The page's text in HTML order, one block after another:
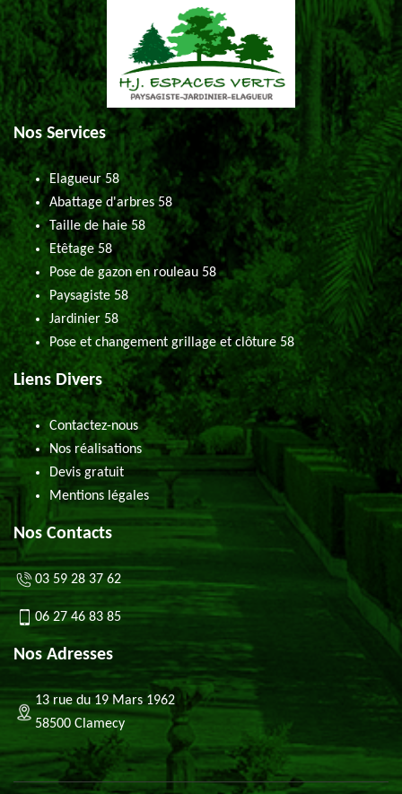
Nos Services
Elagueur 58
Abattage d'arbres 58
Taille de haie 58
Etêtage 58
Pose de gazon en rouleau 58
Paysagiste 58
Jardinier 58
Pose et changement grillage et clôture 58
Liens Divers
Contactez-nous
Nos réalisations
Devis gratuit
Mentions légales
Nos Contacts
03 59 28 37 62
06 27 46 83 85
Nos Adresses
13 rue du 19 Mars 1962
58500 Clamecy